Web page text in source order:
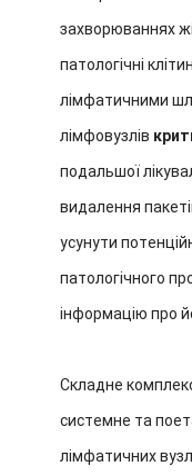
захворюваннях
патологічні
лімфатичними
лімфовузлів
подальшої
видалення
усунути
патологічного
інформацію про
Складне
системне та
лімфатичних